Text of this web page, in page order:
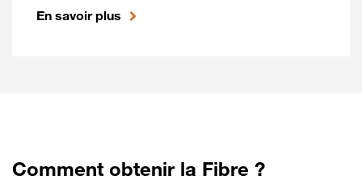
En savoir plus
Comment obtenir la Fibre ?